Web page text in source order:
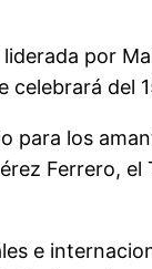
por
celebrará del
los
Ferrero,
e